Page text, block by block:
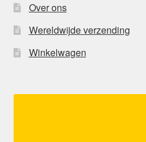
Over ons
Wereldwijde verzending
Winkelwagen